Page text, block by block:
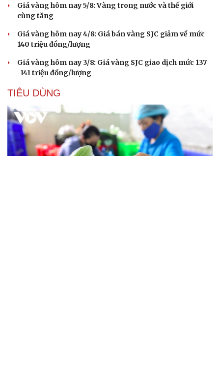
Giá vàng hôm nay 5/8: Vàng trong nước và thế giới
cùng tăng
Giá vàng hôm nay 4/8: Giá bán vàng SJC giảm về mức
140 triệu đồng/lượng
Giá vàng hôm nay 3/8: Giá vàng SJC giao dịch mức 137
-141 triệu đồng/lượng
TIÊU DÙNG